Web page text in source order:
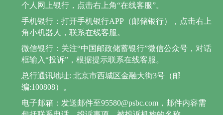
个人网上银行，点击右上角“在线客服”。
手机银行：打开手机银行APP（邮储银行），点击右上
角小机器人，联系在线客服。
微信银行：关注“中国邮政储蓄银行”微信公众号，对话
框输入“投诉”，根据提示联系在线客服。
总行通讯地址: 北京市西城区金融大街3号（邮
编:100808）。
电子邮箱：发送邮件至95580@psbc.com，邮件内容需